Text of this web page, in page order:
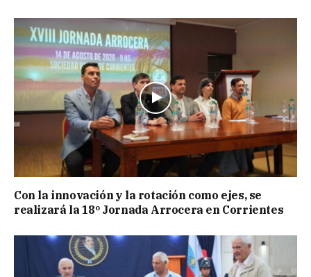
Con la innovación y la rotación como ejes, se
realizará la 18º Jornada Arrocera en Corrientes